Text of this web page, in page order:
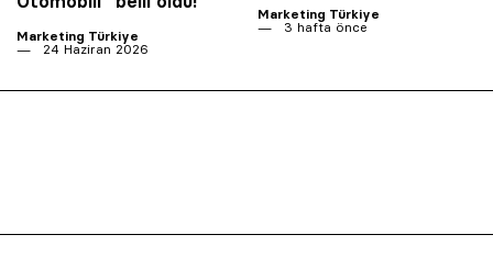
Marketing Türkiye
24 Haziran 2026
Marketing Türkiye
3 hafta önce